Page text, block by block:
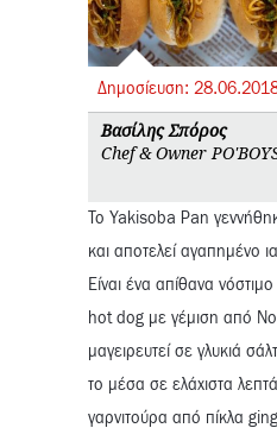
Δημοσίευση: 28.06.
Βασίλης Σπόρος
Chef & Owner
Το Yakisoba Pan
και αποτελεί αγαπημένο
Είναι ένα απίθανα
hot dog με γέμιση από
μαγειρευτεί σε γλυκιά
το μέσα σε ελάχιστα
γαρνιτούρα από πίκλα